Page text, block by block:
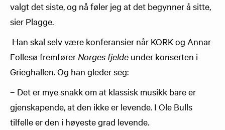
valgt det siste, og nå føler jeg at det begynner å sitte,
sier Plagge.
Han skal selv være konferansier når KORK og Annar
Follesø fremfører Norges fjelde under konserten i
Grieghallen. Og han gleder seg:
– Det er mye snakk om at klassisk musikk bare er
gjenskapende, at den ikke er levende. I Ole Bulls
tilfelle er den i høyeste grad levende.